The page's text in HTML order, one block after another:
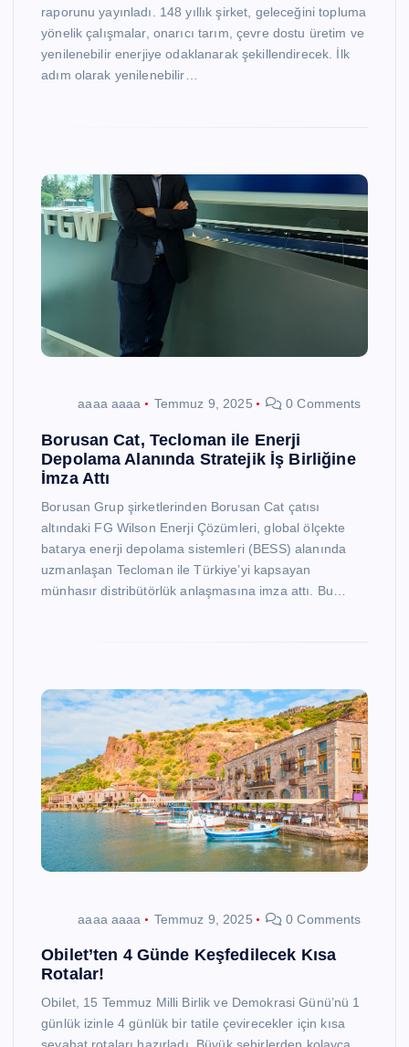
raporunu yayınladı. 148 yıllık şirket, geleceğini topluma
yönelik çalışmalar, onarıcı tarım, çevre dostu üretim ve
yenilenebilir enerjiye odaklanarak şekillendirecek. İlk
adım olarak yenilenebilir…
aaaa aaaa Temmuz 9, 2025 0 Comments
Borusan Cat, Tecloman ile Enerji
Depolama Alanında Stratejik İş Birliğine
İmza Attı
Borusan Grup şirketlerinden Borusan Cat çatısı
altındaki FG Wilson Enerji Çözümleri, global ölçekte
batarya enerji depolama sistemleri (BESS) alanında
uzmanlaşan Tecloman ile Türkiye’yi kapsayan
münhasır distribütörlük anlaşmasına imza attı. Bu…
aaaa aaaa Temmuz 9, 2025 0 Comments
Obilet’ten 4 Günde Keşfedilecek Kısa
Rotalar!
Obilet, 15 Temmuz Milli Birlik ve Demokrasi Günü’nü 1
günlük izinle 4 günlük bir tatile çevirecekler için kısa